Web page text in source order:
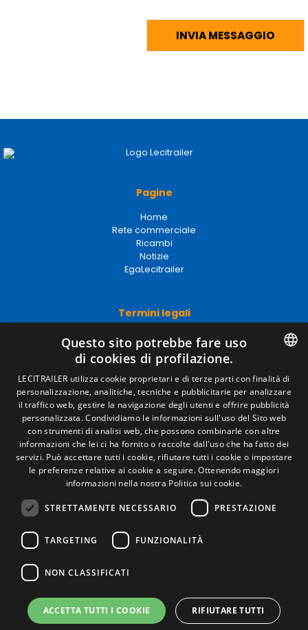
Pagine
Home
Rete commerciale
Ricambi
Notizie
EgaLecitrailer
Termini legali
Avviso legale
Politiche sulla privacy
Politica sui cookie
Condizioni generali di vendita
Gestire i cookie
Contatto
Camino de los Huertos, S/N. Apdo 100 .
50620 - Casetas (Zaragoza) Spagna
+(34) 976 462 121
© Lecitrailer S.A. 2026
SPANISH
ENGLISH
ITALIAN
PORTUGUESE
Questo sito potrebbe fare uso
di cookies di profilazione.
LECITRAILER utilizza cookie proprietari e di terze parti con finalità di
personalizzazione, analitiche, tecniche e pubblicitarie per analizzare
il traffico web, gestire la navigazione degli utenti e offrire pubblicità
personalizzata. Condividiamo le informazioni sull'uso del Sito web
con strumenti di analisi web, che possono combinarle con altre
informazioni che lei ci ha fornito o raccolte dall'uso che ha fatto dei
servizi. Può accettare tutti i cookie, rifiutare tutti i cookie o impostare
le preferenze relative ai cookie a seguire. Ottenendo maggiori
informazioni nella nostra Politica sui cookie.
STRETTAMENTE NECESSARIO PRESTAZIONE
TARGETING FUNZIONALITÀ
NON CLASSIFICATI
ACCETTA TUTTI I COOKIE RIFIUTARE TUTTI